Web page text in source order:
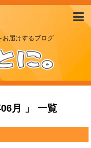
お届けするブログ
月 」 一覧